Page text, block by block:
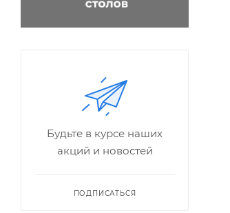
Будьте в курсе наших
акций и новостей
ПОДПИСАТЬСЯ